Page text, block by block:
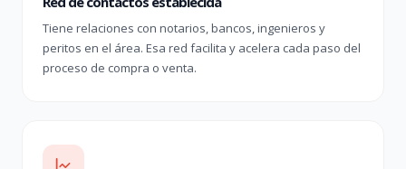
Tiene relaciones con notarios, bancos, ingenieros y
peritos en el área. Esa red facilita y acelera cada paso del
proceso de compra o venta.